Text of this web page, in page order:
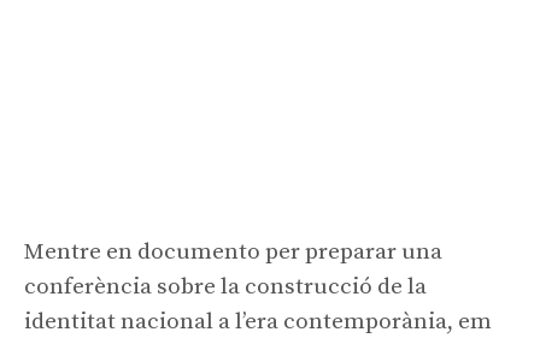
Mentre en documento per preparar una
conferència sobre la construcció de la
identitat nacional a l’era contemporània, em